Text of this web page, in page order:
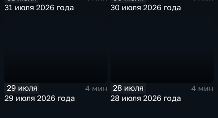
31 июля 2026 года
30 июля 2026 года
29 июля
4 мин
29 июля 2026 года
28 июля
4 мин
28 июля 2026 года